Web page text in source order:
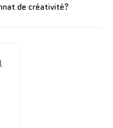
de créativité?